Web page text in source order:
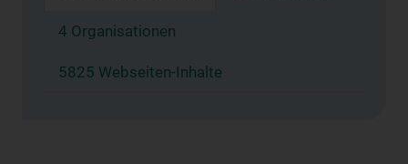
4 Organisationen
5825 Webseiten-Inhalte